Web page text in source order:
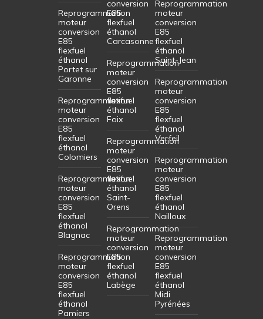
Reprogrammation
moteur
conversion
E85
flexfuel
éthanol
Portet sur
Garonne
Reprogrammation
moteur
conversion
E85
flexfuel
éthanol
Colomiers
Reprogrammation
moteur
conversion
E85
flexfuel
éthanol
Blagnac
Reprogrammation
moteur
conversion
E85
flexfuel
éthanol
Pamiers
conversion
E85
flexfuel
éthanol
Carcasonne
Reprogrammation
moteur
conversion
E85
flexfuel
éthanol
Foix
Reprogrammation
moteur
conversion
E85
flexfuel
éthanol
Saint-
Orens
Reprogrammation
moteur
conversion
E85
flexfuel
éthanol
Labège
Reprogrammation
moteur
conversion
E85
flexfuel
éthanol
Saint-Jean
Reprogrammation
moteur
conversion
E85
flexfuel
éthanol
Verfeil
Reprogrammation
moteur
conversion
E85
flexfuel
éthanol
Nailloux
Reprogrammation
moteur
conversion
E85
flexfuel
éthanol
Midi
Pyrénées